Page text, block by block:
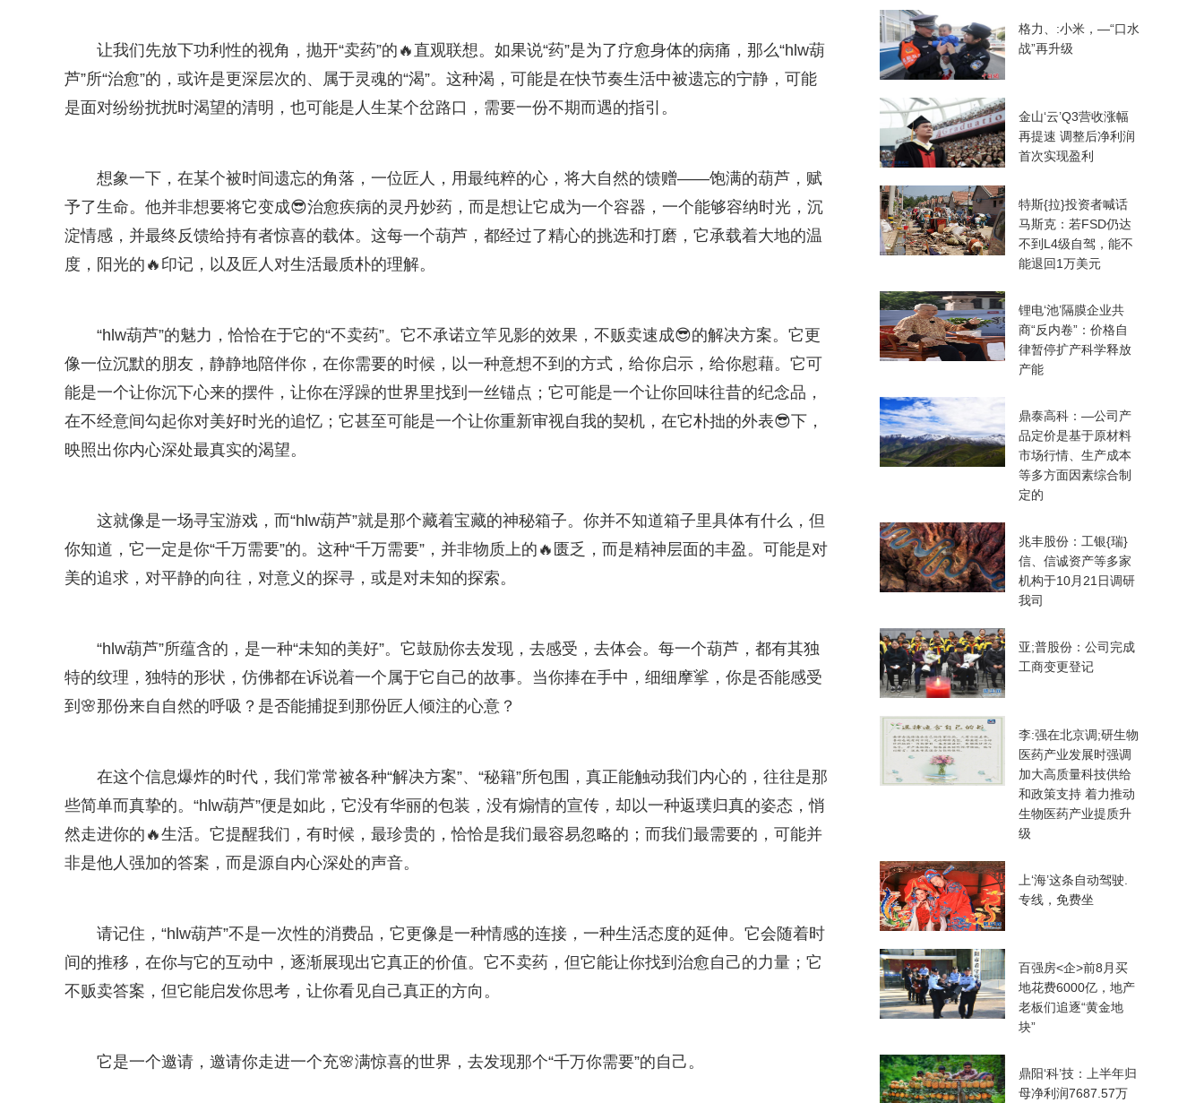
让我们先放下功利性的视角，抛开“卖药”的🔥直观联想。如果说“药”是为了疗愈身体的病痛，那么“hlw葫
芦”所“治愈”的，或许是更深层次的、属于灵魂的“渴”。这种渴，可能是在快节奏生活中被遗忘的宁静，可能
是面对纷纷扰扰时渴望的清明，也可能是人生某个岔路口，需要一份不期而遇的指引。
想象一下，在某个被时间遗忘的角落，一位匠人，用最纯粹的心，将大自然的馈赠——饱满的葫芦，赋
予了生命。他并非想要将它变成😎治愈疾病的灵丹妙药，而是想让它成为一个容器，一个能够容纳时光，沉
淀情感，并最终反馈给持有者惊喜的载体。这每一个葫芦，都经过了精心的挑选和打磨，它承载着大地的温
度，阳光的🔥印记，以及匠人对生活最质朴的理解。
“hlw葫芦”的魅力，恰恰在于它的“不卖药”。它不承诺立竿见影的效果，不贩卖速成😎的解决方案。它更
像一位沉默的朋友，静静地陪伴你，在你需要的时候，以一种意想不到的方式，给你启示，给你慰藉。它可
能是一个让你沉下心来的摆件，让你在浮躁的世界里找到一丝锚点；它可能是一个让你回味往昔的纪念品，
在不经意间勾起你对美好时光的追忆；它甚至可能是一个让你重新审视自我的契机，在它朴拙的外表😎下，
映照出你内心深处最真实的渴望。
这就像是一场寻宝游戏，而“hlw葫芦”就是那个藏着宝藏的神秘箱子。你并不知道箱子里具体有什么，但
你知道，它一定是你“千万需要”的。这种“千万需要”，并非物质上的🔥匮乏，而是精神层面的丰盈。可能是对
美的追求，对平静的向往，对意义的探寻，或是对未知的探索。
“hlw葫芦”所蕴含的，是一种“未知的美好”。它鼓励你去发现，去感受，去体会。每一个葫芦，都有其独
特的纹理，独特的形状，仿佛都在诉说着一个属于它自己的故事。当你捧在手中，细细摩挲，你是否能感受
到🌸那份来自自然的呼吸？是否能捕捉到那份匠人倾注的心意？
在这个信息爆炸的时代，我们常常被各种“解决方案”、“秘籍”所包围，真正能触动我们内心的，往往是那
些简单而真挚的。“hlw葫芦”便是如此，它没有华丽的包装，没有煽情的宣传，却以一种返璞归真的姿态，悄
然走进你的🔥生活。它提醒我们，有时候，最珍贵的，恰恰是我们最容易忽略的；而我们最需要的，可能并
非是他人强加的答案，而是源自内心深处的声音。
请记住，“hlw葫芦”不是一次性的消费品，它更像是一种情感的连接，一种生活态度的延伸。它会随着时
间的推移，在你与它的互动中，逐渐展现出它真正的价值。它不卖药，但它能让你找到治愈自己的力量；它
不贩卖答案，但它能启发你思考，让你看见自己真正的方向。
它是一个邀请，邀请你走进一个充🌸满惊喜的世界，去发现那个“千万你需要”的自己。
格力、:小米，—“口水
战”再升级
金山‘云’Q3营收涨幅
再提速 调整后净利润
首次实现盈利
特斯{拉}投资者喊话
马斯克：若FSD仍达
不到L4级自驾，能不
能退回1万美元
锂电‘池’隔膜企业共
商“反内卷”：价格自
律暂停扩产科学释放
产能
鼎泰高科：—公司产
品定价是基于原材料
市场行情、生产成本
等多方面因素综合制
定的
兆丰股份：工银{瑞}
信、信诚资产等多家
机构于10月21日调研
我司
亚;普股份：公司完成
工商变更登记
李:强在北京调;研生物
医药产业发展时强调
加大高质量科技供给
和政策支持 着力推动
生物医药产业提质升
级
上‘海’这条自动驾驶.
专线，免费坐
百强房<企>前8月买
地花费6000亿，地产
老板们追逐“黄金地
块”
鼎阳‘科’技：上半年归
母净利润7687.57万